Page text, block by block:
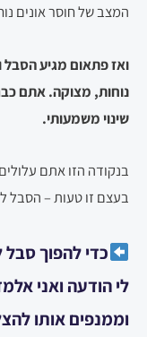
המצב של חוסר אונים
ואז פתאום מגיע
נוחות, מצוקה. אתם
שינוי משמעותי.
בנקודה הזו אתם
בעצם זו טעות – הסבל
כדי להפוך
לי הודעה ואני
וממנפים אותו